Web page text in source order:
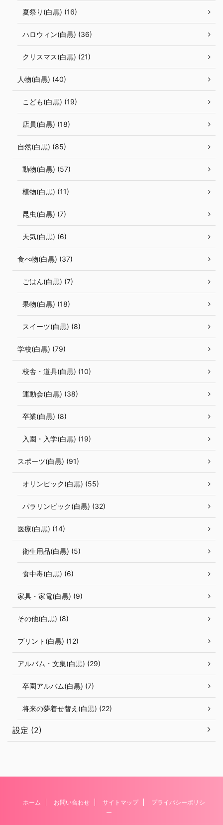
夏祭り(白黒) (16)
ハロウィン(白黒) (36)
クリスマス(白黒) (21)
人物(白黒) (40)
こども(白黒) (19)
店員(白黒) (18)
自然(白黒) (85)
動物(白黒) (57)
植物(白黒) (11)
昆虫(白黒) (7)
天気(白黒) (6)
食べ物(白黒) (37)
ごはん(白黒) (7)
果物(白黒) (18)
スイーツ(白黒) (8)
学校(白黒) (79)
校舎・道具(白黒) (10)
運動会(白黒) (38)
卒業(白黒) (8)
入園・入学(白黒) (19)
スポーツ(白黒) (91)
オリンピック(白黒) (55)
パラリンピック(白黒) (32)
医療(白黒) (14)
衛生用品(白黒) (5)
食中毒(白黒) (6)
家具・家電(白黒) (9)
その他(白黒) (8)
プリント(白黒) (12)
アルバム・文集(白黒) (29)
卒園アルバム(白黒) (7)
将来の夢着せ替え(白黒) (22)
設定 (2)
ホーム お問い合わせ サイトマップ
プライバシーポリシ
ー